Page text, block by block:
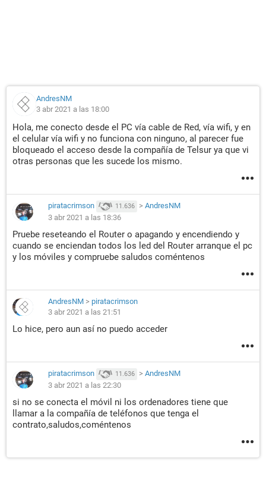
AndresNM
3 abr 2021 a las 18:00
Hola, me conecto desde el PC vía cable de Red, vía wifi, y en
el celular vía wifi y no funciona con ninguno, al parecer fue
bloqueado el acceso desde la compañía de Telsur ya que vi
otras personas que les sucede los mismo.
piratacrimson 11.636 > AndresNM
3 abr 2021 a las 18:36
Pruebe reseteando el Router o apagando y encendiendo y
cuando se enciendan todos los led del Router arranque el pc
y los móviles y compruebe saludos coméntenos
AndresNM > piratacrimson
3 abr 2021 a las 21:51
Lo hice, pero aun así no puedo acceder
piratacrimson 11.636 > AndresNM
3 abr 2021 a las 22:30
si no se conecta el móvil ni los ordenadores tiene que
llamar a la compañía de teléfonos que tenga el
contrato,saludos,coméntenos